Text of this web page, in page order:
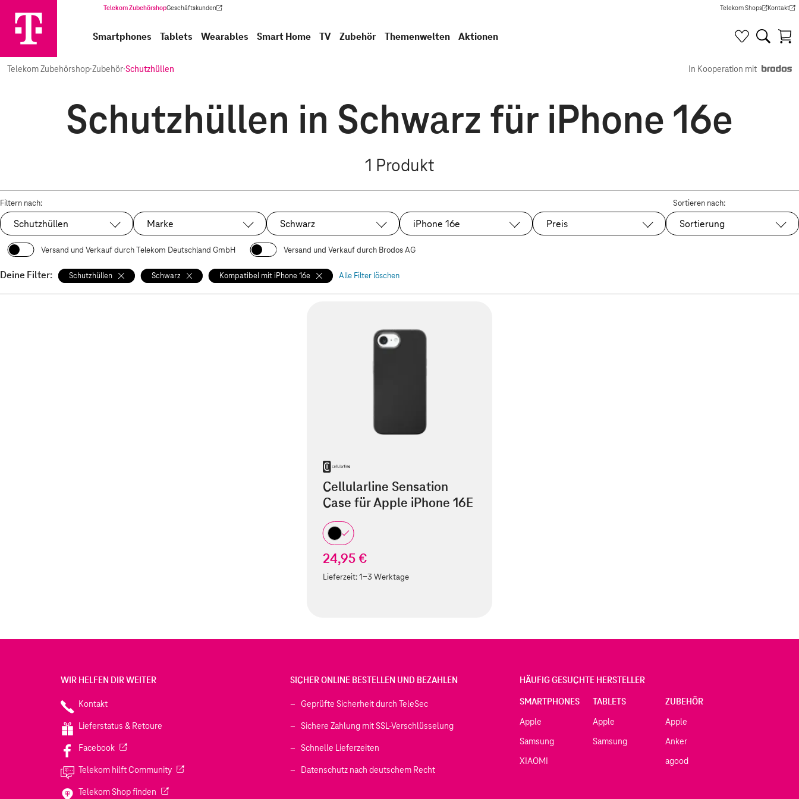
Telekom ZubehörshopGeschäftskunden
(Wird in einem neuen Tab geöffnet) Telekom Shops
(Wird in einem neuen Tab
Kontakt
(Wird in
Smartphones Tablets Wearables Smart Home TV Zubehör Themenwelten Aktionen
Telekom Zubehörshop·Zubehör·Schutzhüllen In Kooperation mit
Schutzhüllen in Schwarz für iPhone 16e
1 Produkt
Filtern nach:
Ausgewählt:
Schutzhüllen Marke Ausgewählt:
Schwarz Ausgewählt:
iPhone 16e Preis
Sortieren nach:
Sortierung
Versand und Verkauf durch Telekom Deutschland GmbH Versand und Verkauf durch Brodos AG
Deine Filter: Schutzhüllen Schwarz Kompatibel mit iPhone 16e Alle Filter löschen
Cellularline Sensation
Case für Apple iPhone 16E
24,95 €
Lieferzeit:1-3 Werktage
WIR HELFEN DIR WEITER
Kontakt
Lieferstatus & Retoure
Facebook(Wird in einem neuen Tab geöffnet)
Telekom hilft Community(Wird in einem neuen Tab geöffnet)
Telekom Shop finden (Wird in einem neuen Tab geöffnet)
SICHER ONLINE BESTELLEN UND BEZAHLEN
Geprüfte Sicherheit durch TeleSec
Sichere Zahlung mit SSL-Verschlüsselung
Schnelle Lieferzeiten
Datenschutz nach deutschem Recht
HÄUFIG GESUCHTE HERSTELLER
SMARTPHONES
Apple
Samsung
XIAOMI
TABLETS
Apple
Samsung
ZUBEHÖR
Apple
Anker
agood